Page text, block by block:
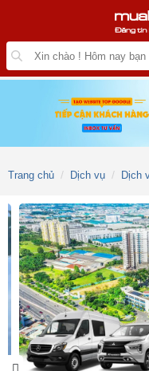
Trang chủ Dịch vụ Dịch